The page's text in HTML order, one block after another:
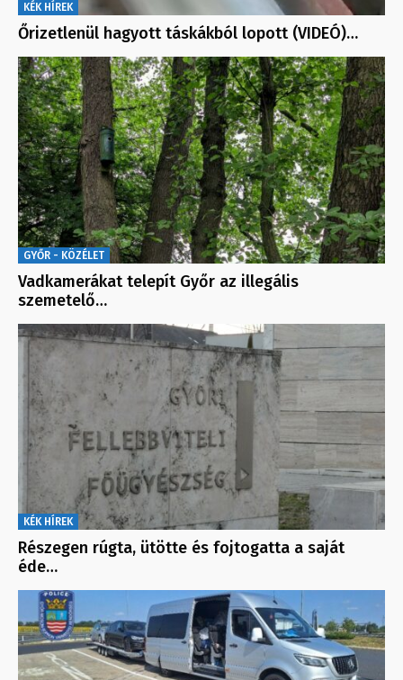
KÉK HÍREK
Őrizetlenül hagyott táskákból lopott (VIDEÓ)…
GYŐR - KÖZÉLET
Vadkamerákat telepít Győr az illegális
szemetelő…
KÉK HÍREK
Részegen rúgta, ütötte és fojtogatta a saját
éde…